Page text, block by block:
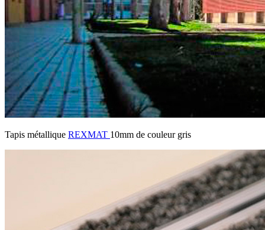
Tapis métallique REXMAT 10mm de couleur gris